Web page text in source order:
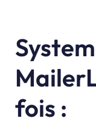
fois :